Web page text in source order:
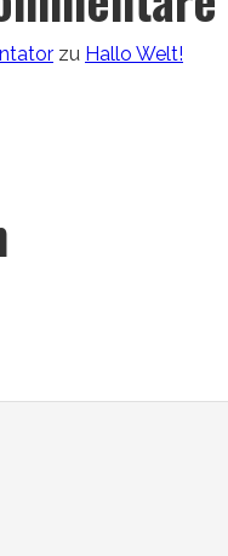
zu Hallo Welt!